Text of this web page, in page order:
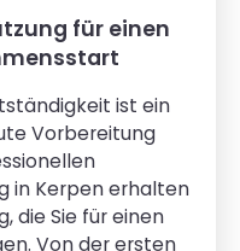
für einen
ist ein
Vorbereitung
in Kerpen erhalten
die Sie für einen
Von der ersten